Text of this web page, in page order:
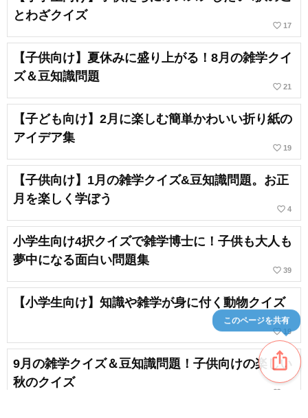
とわざクイズ
favorite_border 17
【子供向け】夏休みに盛り上がる！8月の雑学クイ
ズ＆豆知識問題
favorite_border 21
【子ども向け】2月に楽しむ簡単かわいい折り紙の
アイデア集
favorite_border 19
【子供向け】1月の雑学クイズ&豆知識問題。お正
月を楽しく学ぼう
favorite_border 4
小学生向け4択クイズで雑学博士に！子供も大人も
夢中になる面白い問題集
favorite_border 39
【小学生向け】知識や雑学が身に付く動物クイズ
favorite_border 19
9月の雑学クイズ＆豆知識問題！子供向けの楽しい
秋のクイズ
favorite_border
ios_share
このページを共有